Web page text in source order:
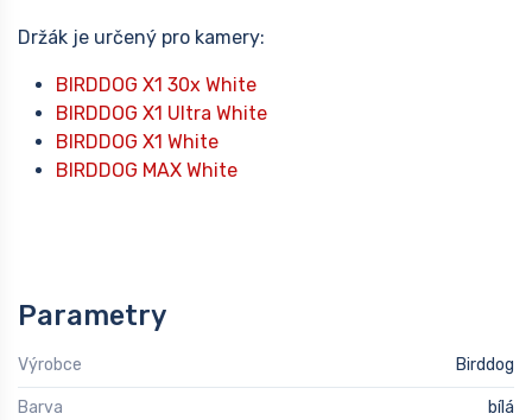
Držák je určený pro kamery:
BIRDDOG X1 30x White
BIRDDOG X1 Ultra White
BIRDDOG X1 White
BIRDDOG MAX White
Parametry
Výrobce Birddog
Barva bílá